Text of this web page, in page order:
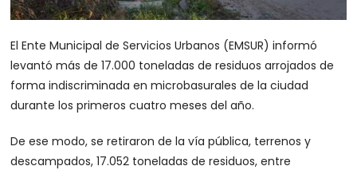
El Ente Municipal de Servicios Urbanos (EMSUR) informó
levantó más de 17.000 toneladas de residuos arrojados de
forma indiscriminada en microbasurales de la ciudad
durante los primeros cuatro meses del año.
De ese modo, se retiraron de la vía pública, terrenos y
descampados, 17.052 toneladas de residuos, entre